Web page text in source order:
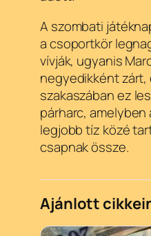
A szombati
a csoportkör
vívják, ugyanis
negyedikként zárt,
szakaszában ez
párharc, amelyben
legjobb tíz közé
csapnak össze.
Ajánlott